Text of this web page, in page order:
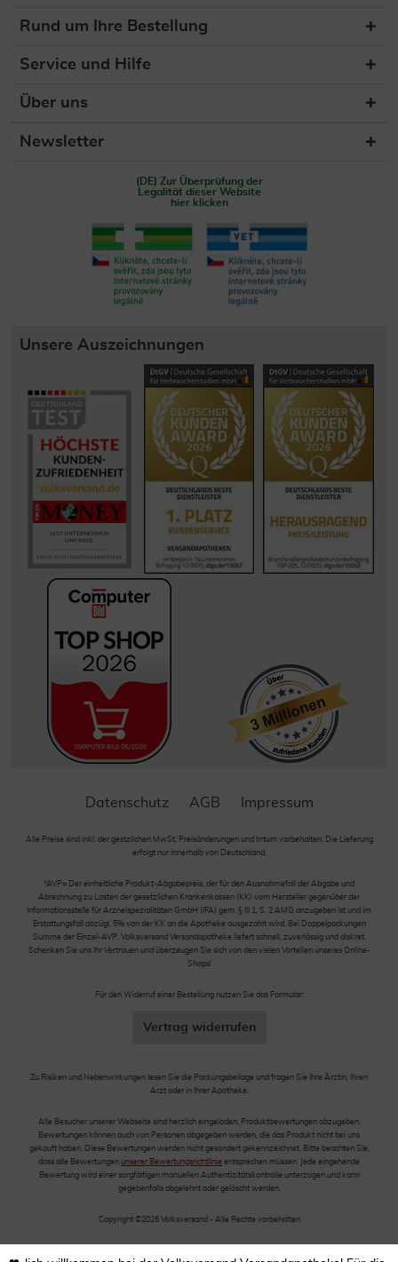
Rund um Ihre Bestellung
Service und Hilfe
Über uns
Newsletter
(DE) Zur Überprüfung der
Legalität dieser Website
hier klicken
Unsere Auszeichnungen
Datenschutz AGB Impressum
Alle Preise sind inkl. der gestzlichen MwSt. Preisänderungen und Irrtum vorbehalten. Die Lieferung
erfolgt nur innerhalb von Deutschland.
*AVP= Der einheitliche Produkt-Abgabepreis, der für den Ausnahmefall der Abgabe und
Abrechnung zu Lasten der gesetzlichen Krankenkassen (KK) vom Hersteller gegenüber der
Informationsstelle für Arzneispezialitäten GmbH (IFA) gem. § III 1, S. 2 AMG anzugeben ist und im
Erstattungsfall abzügl. 5% von der KK an die Apotheke ausgezahlt wird. Bei Doppelpackungen
Summe der Einzel-AVP. Volksversand Versandapotheke liefert schnell, zuverlässig und diskret.
Schenken Sie uns Ihr Vertrauen und überzeugen Sie sich von den vielen Vorteilen unseres Online-
Shops!
Für den Widerruf einer Bestellung nutzen Sie das Formular:
Vertrag widerrufen
Zu Risiken und Nebenwirkungen lesen Sie die Packungsbeilage und fragen Sie Ihre Ärztin, Ihren
Arzt oder in Ihrer Apotheke.
Alle Besucher unserer Webseite sind herzlich eingeladen, Produktbewertungen abzugeben.
Bewertungen können auch von Personen abgegeben werden, die das Produkt nicht bei uns
gekauft haben. Diese Bewertungen werden nicht gesondert gekennzeichnet. Bitte beachten Sie,
dass alle Bewertungen unserer Bewertungsrichtlinie entsprechen müssen. Jede eingehende
Bewertung wird einer sorgfältigen manuellen Authentizitätskontrolle unterzogen und kann
gegebenfalls abgelehnt oder gelöscht werden.
Copyright ©2026 Volksversand - Alle Rechte vorbehalten